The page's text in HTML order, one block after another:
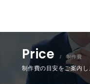
Price / 制作費
制作費の目安をご案内し